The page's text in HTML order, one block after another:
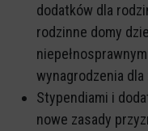
dodatków dla
rodzinne domy
wynagrodzenia
Stypendiami i
nowe zasady